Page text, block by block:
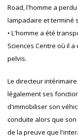
Road, l'homme a
lampadaire et terminé
• L'homme a été
Sciences Centre où il
pelvis.
Le directeur
légalement ses
d'immobiliser son
conduite alors que
de la preuve que